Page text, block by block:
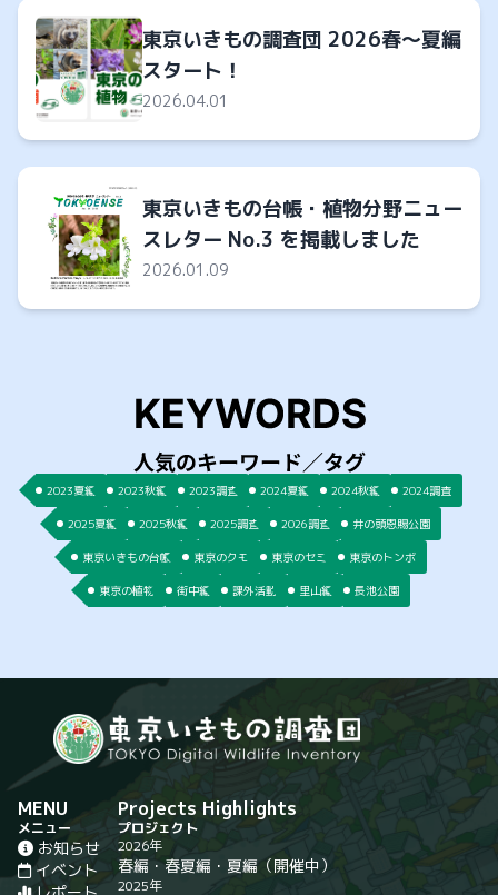
東京いきもの調査団 2026春～夏編
スタート！
2026.04.01
東京いきもの台帳・植物分野ニュー
スレター No.3 を掲載しました
2026.01.09
2023夏編 2023秋編 2023調査 2024夏編 2024秋編 2024調査
2025夏編 2025秋編 2025調査 2026調査 井の頭恩賜公園
東京いきもの台帳 東京のクモ 東京のセミ 東京のトンボ
東京の植物 街中編 課外活動 里山編 長池公園
MENU
メニュー
お知らせ
イベント
Projects Highlights
プロジェクト
2026年
春編 ・ 春夏編 ・ 夏編 （開催中）
2025年